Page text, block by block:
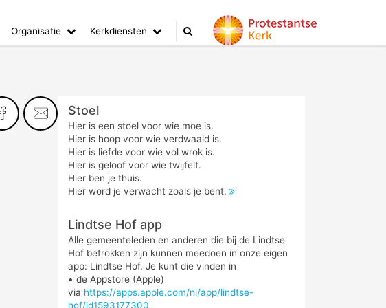
Organisatie Kerkdiensten
Stoel
Hier is een stoel voor wie moe is.
Hier is hoop voor wie verdwaald is.
Hier is liefde voor wie vol wrok is.
Hier is geloof voor wie twijfelt.
Hier ben je thuis.
Hier word je verwacht zoals je bent.
Lindtse Hof app
Alle gemeenteleden en anderen die bij de Lindtse
Hof betrokken zijn kunnen meedoen in onze eigen
app: Lindtse Hof. Je kunt die vinden in
• de Appstore (Apple)
via https://apps.apple.com/nl/app/lindtse-
hof/id1593177300